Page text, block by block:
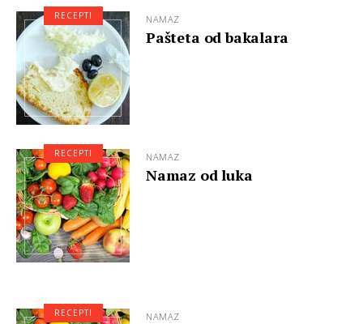
NAMAZ
Pašteta od bakalara
RECEPTI
NAMAZ
Namaz od luka
RECEPTI
NAMAZ
RECEPTI